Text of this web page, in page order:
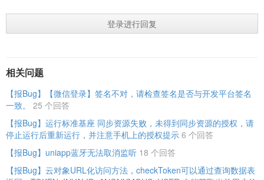
登录进行回复
相关问题
【报Bug】【微信登录】签名不对，请检查签名是否与开发平台签名
一致。
25 个回答
【报Bug】运行标准基座 同步资源失败，未得到同步资源的授权，请
停止运行后重新运行，并注意手机上的授权提示 6 个回答
【报Bug】uniapp蓝牙无法取消监听 18 个回答
【报Bug】云对象URL化访问方法，checkToken可以通过查询数据表